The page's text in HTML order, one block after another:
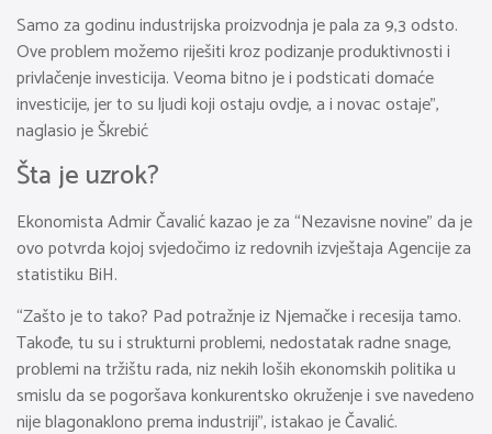
Samo za godinu industrijska proizvodnja je pala za 9,3 odsto.
Ove problem možemo riješiti kroz podizanje produktivnosti i
privlačenje investicija. Veoma bitno je i podsticati domaće
investicije, jer to su ljudi koji ostaju ovdje, a i novac ostaje”,
naglasio je Škrebić
Šta je uzrok?
Ekonomista Admir Čavalić kazao je za “Nezavisne novine” da je
ovo potvrda kojoj svjedočimo iz redovnih izvještaja Agencije za
statistiku BiH.
“Zašto je to tako? Pad potražnje iz Njemačke i recesija tamo.
Takođe, tu su i strukturni problemi, nedostatak radne snage,
problemi na tržištu rada, niz nekih loših ekonomskih politika u
smislu da se pogoršava konkurentsko okruženje i sve navedeno
nije blagonaklono prema industriji”, istakao je Čavalić.